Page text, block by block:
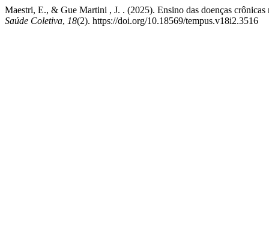
Maestri, E., & Gue Martini , J. . (2025). Ensino das doenças
Saúde Coletiva, 18(2). https://doi.org/10.18569/tempus.v18i2.3516